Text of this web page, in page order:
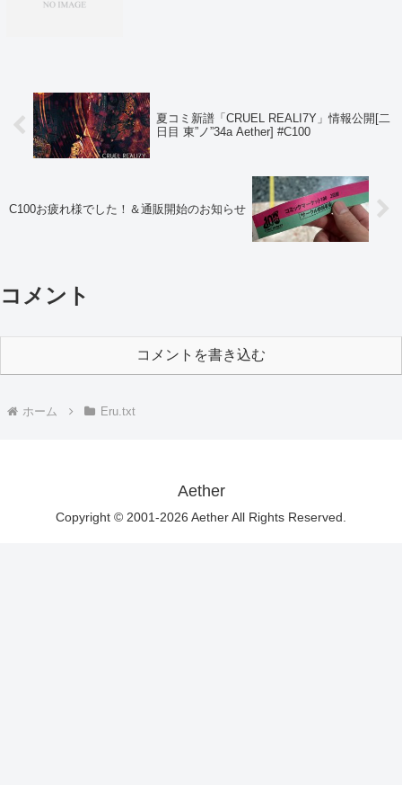
夏コミ新譜「CRUEL REALI7Y」情報公開[二
日目 東”ノ”34a Aether] #C100
C100お疲れ様でした！＆通販開始のお知らせ
コメント
コメントを書き込む
ホーム Eru.txt
Aether
Copyright © 2001-2026 Aether All Rights Reserved.